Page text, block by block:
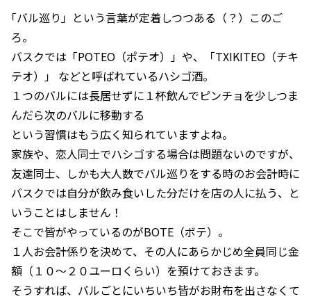
｢バル巡り」という言葉が定着しつつある（？）このご
ろ。
バスクでは「POTEO（ポテオ）」や、「TXIKITEO（チキ
テオ）」 などと呼ばれているハシゴ酒。
１つのバルには長居せずに１杯飲んでピンチョを少しつま
んだら次のバルに移動する
という習慣はもう広く知られていますよね。
家族や、恋人同士でハシゴする場合は問題ないのですが、
友達同士、しかも大人数でバル巡りをする時のお会計時に
バスクでは自分が飲み食いした分だけを店の人に払う、と
いうことはしません！
そこで皆がやっているのがBOTE（ボテ）。
１人お会計係りを決めて、その人にあらかじめ全員同じ金
額（１０～２０ユーロくらい）を預けておきます。
そうすれば、バルごとにいちいち皆がお財布を出さなくて